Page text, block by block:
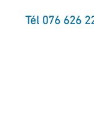
Tél 076 626